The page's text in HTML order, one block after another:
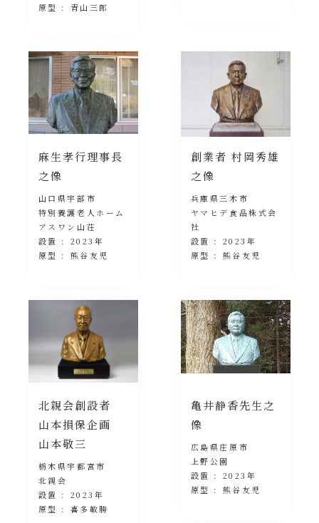
原型 : 青山三郎
麻生孝行理事長
之像
山口県宇部市
特別養護老人ホーム
アスワン山荘
設置 : 2023年
原型 : 熊谷友児
創業者 村岡秀雄
之像
兵庫県三木市
ヤマヒデ食品株式会
社
設置 : 2023年
原型 : 熊谷友児
北親会創設者
山本損保企画
山本敬三
栃木県宇都宮市
北親会
設置 : 2023年
原型 : 喜多敏勝
亀井静香先生之
像
広島県庄原市
上野公園
設置 : 2023年
原型 : 熊谷友児